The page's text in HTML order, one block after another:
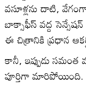
వసూళ్లను దాటి,
బాక్సాఫీస్ వద్ద
ఈ చిత్రానికి ప్రధాన
కానీ, ఇప్పుడు
పూర్తిగా మారిపోయింది.